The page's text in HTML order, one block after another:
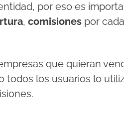
por eso es
, comisiones por
que quieran
todos los usuarios lo